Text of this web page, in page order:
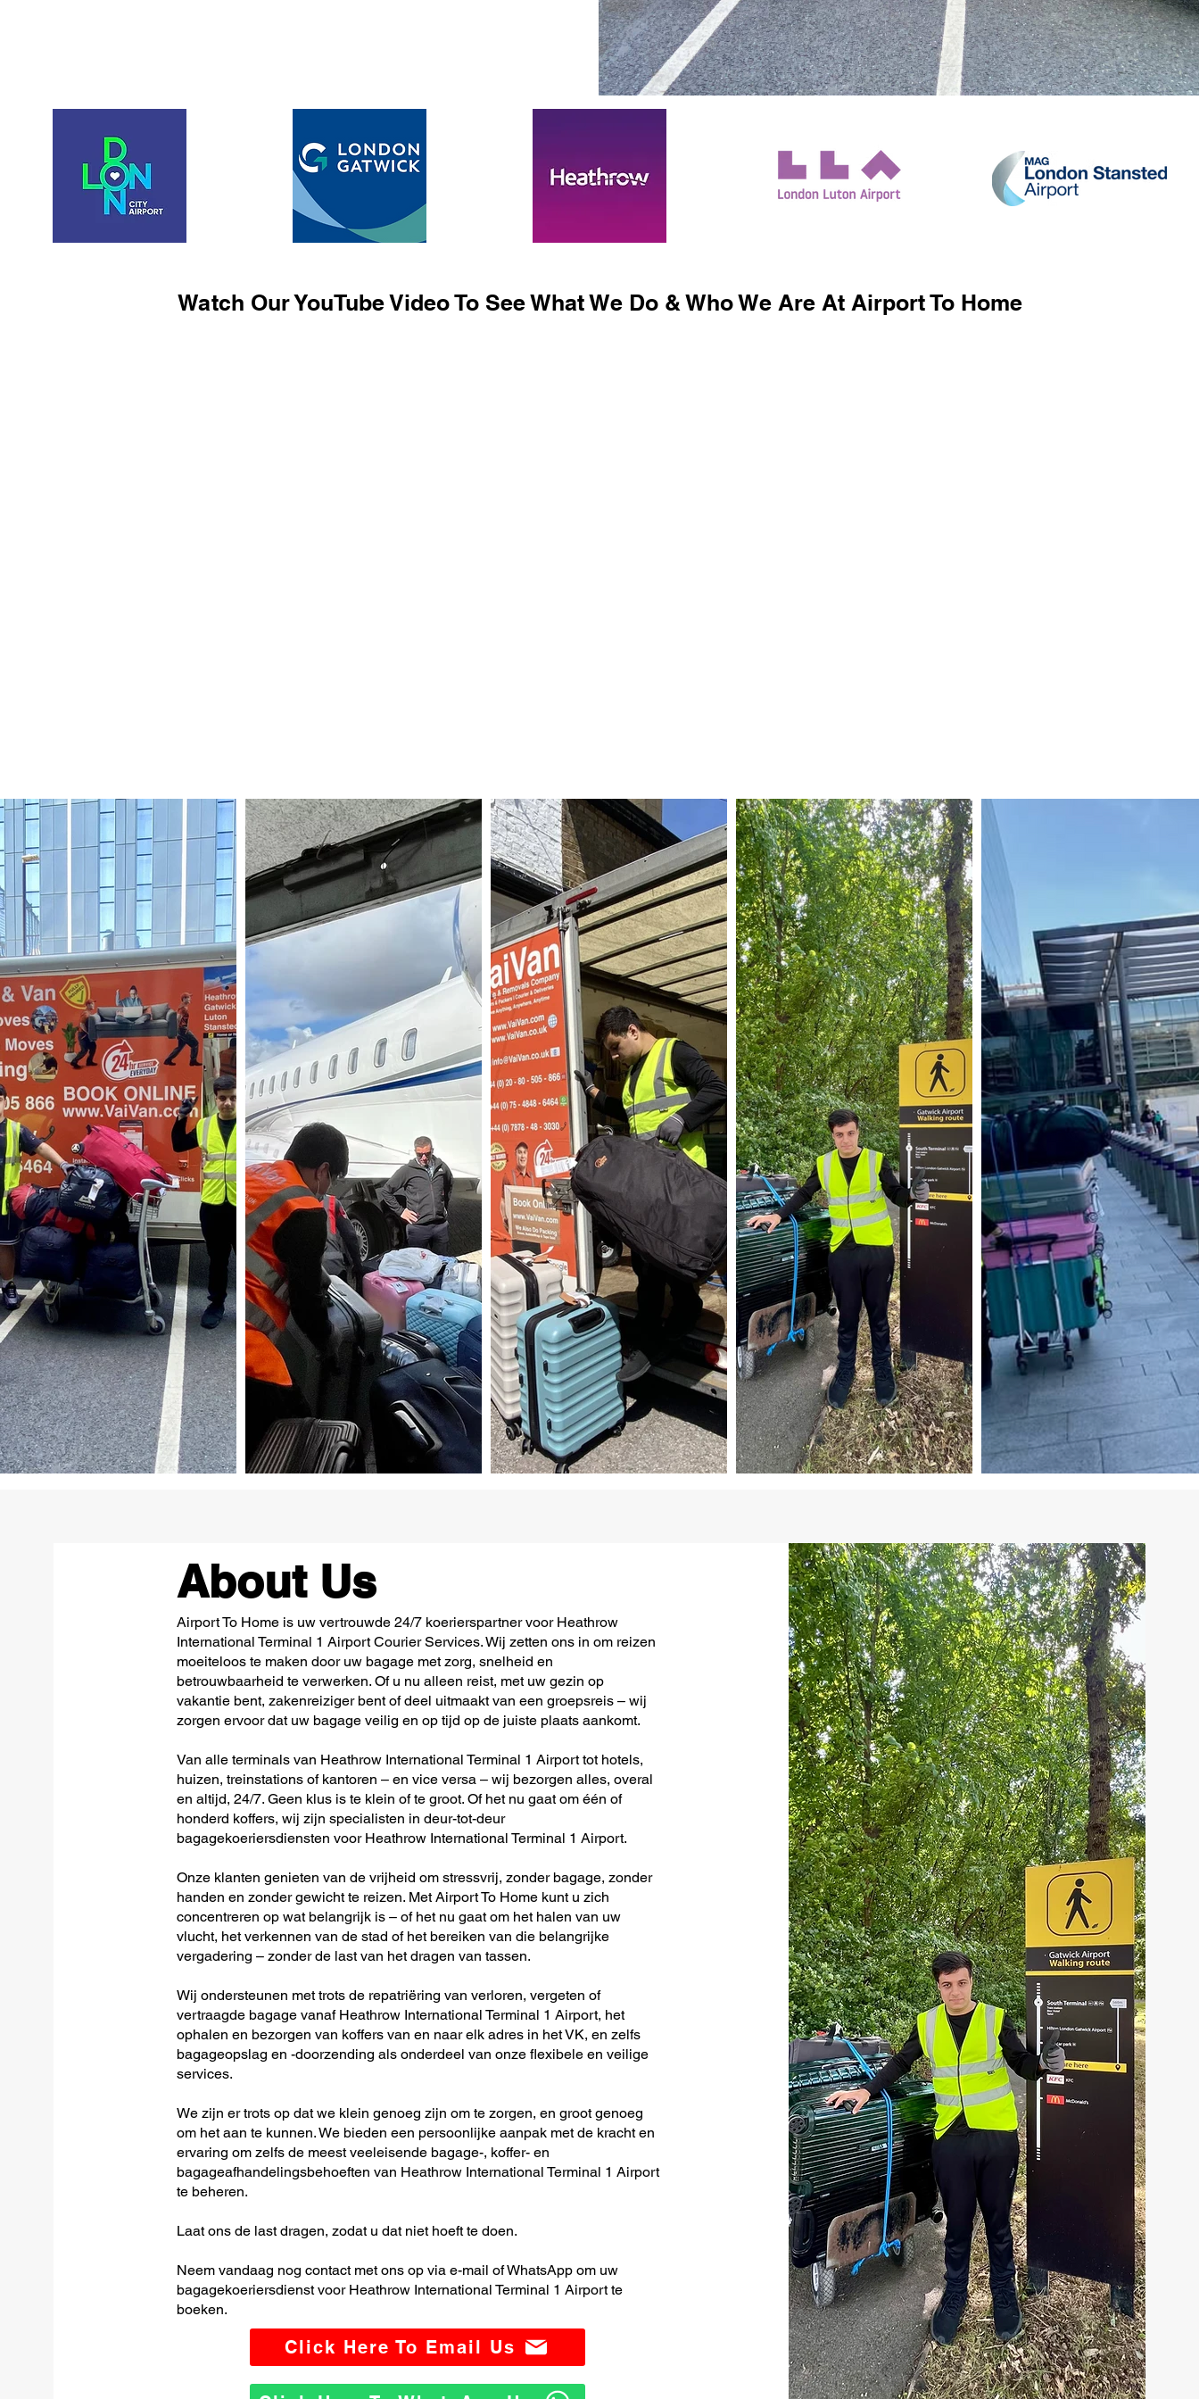
Watch Our YouTube Video To See What We Do & Who We Are At Airport To Home
About Us
Airport To Home is uw vertrouwde 24/7 koerierspartner voor Heathrow
International Terminal 1 Airport Courier Services. Wij zetten ons in om reizen
moeiteloos te maken door uw bagage met zorg, snelheid en
betrouwbaarheid te verwerken. Of u nu alleen reist, met uw gezin op
vakantie bent, zakenreiziger bent of deel uitmaakt van een groepsreis – wij
zorgen ervoor dat uw bagage veilig en op tijd op de juiste plaats aankomt.
Van alle terminals van Heathrow International Terminal 1 Airport tot hotels,
huizen, treinstations of kantoren – en vice versa – wij bezorgen alles, overal
en altijd, 24/7. Geen klus is te klein of te groot. Of het nu gaat om één of
honderd koffers, wij zijn specialisten in deur-tot-deur
bagagekoeriersdiensten voor Heathrow International Terminal 1 Airport.
Onze klanten genieten van de vrijheid om stressvrij, zonder bagage, zonder
handen en zonder gewicht te reizen. Met Airport To Home kunt u zich
concentreren op wat belangrijk is – of het nu gaat om het halen van uw
vlucht, het verkennen van de stad of het bereiken van die belangrijke
vergadering – zonder de last van het dragen van tassen.
Wij ondersteunen met trots de repatriëring van verloren, vergeten of
vertraagde bagage vanaf Heathrow International Terminal 1 Airport, het
ophalen en bezorgen van koffers van en naar elk adres in het VK, en zelfs
bagageopslag en -doorzending als onderdeel van onze flexibele en veilige
services.
We zijn er trots op dat we klein genoeg zijn om te zorgen, en groot genoeg
om het aan te kunnen. We bieden een persoonlijke aanpak met de kracht en
ervaring om zelfs de meest veeleisende bagage-, koffer- en
bagageafhandelingsbehoeften van Heathrow International Terminal 1 Airport
te beheren.
Laat ons de last dragen, zodat u dat niet hoeft te doen.
Neem vandaag nog contact met ons op via e-mail of WhatsApp om uw
bagagekoeriersdienst voor Heathrow International Terminal 1 Airport te
boeken.
Click Here To Email Us